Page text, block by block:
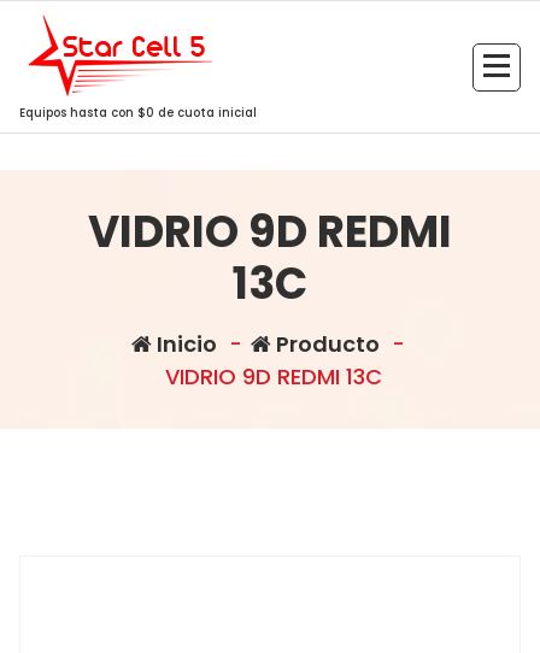
Saltar
contenido
Equipos hasta con $0 de cuota inicial
VIDRIO 9D REDMI
13C
Inicio - Producto -
VIDRIO 9D REDMI 13C